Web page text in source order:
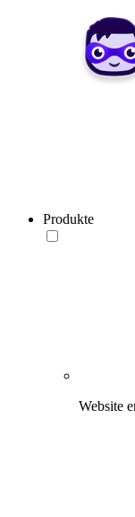
Produkte
Website